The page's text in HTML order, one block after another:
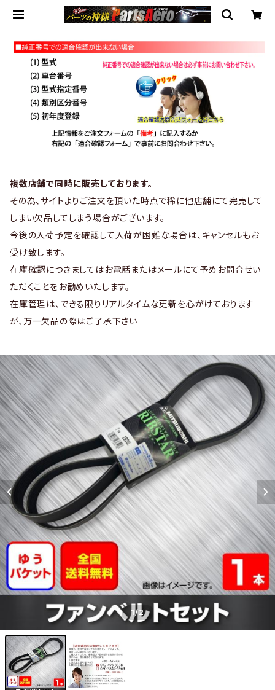
複数店舗で同時に販売しております。
その為、サイトよりご注文を頂いた時点で稀に他店舗にて完売して
しまい欠品してしまう場合がございます。
今後の入荷予定を確認して入荷が困難な場合は、キャンセルもお
受け致します。
在庫確認につきましてはお電話またはメールにて予めお問合せい
ただくことをお勧めいたします。
在庫管理は、できる限りリアルタイムな更新を心がけております
が、万一欠品の際はご了承下さい
1/2